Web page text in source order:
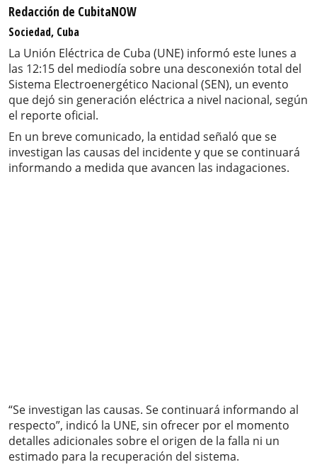
Redacción de CubitaNOW
Sociedad, Cuba
La Unión Eléctrica de Cuba (UNE) informó este lunes a
las 12:15 del mediodía sobre una desconexión total del
Sistema Electroenergético Nacional (SEN), un evento
que dejó sin generación eléctrica a nivel nacional, según
el reporte oficial.
En un breve comunicado, la entidad señaló que se
investigan las causas del incidente y que se continuará
informando a medida que avancen las indagaciones.
“Se investigan las causas. Se continuará informando al
respecto”, indicó la UNE, sin ofrecer por el momento
detalles adicionales sobre el origen de la falla ni un
estimado para la recuperación del sistema.